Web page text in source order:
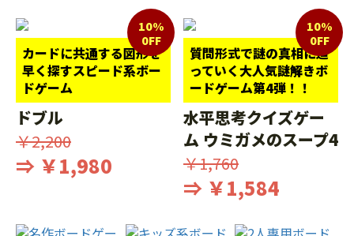
カードに共通する図形を
早く探すスピード系ボー
ドゲーム
10%
0FF
ドブル
￥2,200
⇒ ￥1,980
質問形式で謎の真相に迫
っていく大人気謎解きボ
ードゲーム第4弾！！
10%
0FF
水平思考クイズゲー
ム ウミガメのスープ4
￥1,760
⇒ ￥1,584